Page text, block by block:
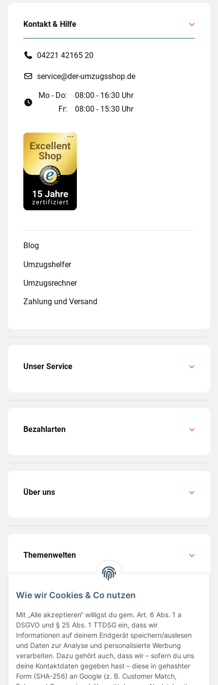
Wie wir Cookies & Co nutzen
Mit „Alle akzeptieren“ willigst du gem. Art. 6 Abs. 1 a
DSGVO und § 25 Abs. 1 TTDSG ein, dass wir
Informationen auf deinem Endgerät speichern/auslesen
und Daten zur Analyse und personalisierte Werbung
verarbeiten. Dazu gehört auch, dass wir – sofern du uns
deine Kontaktdaten gegeben hast – diese in gehashter
Form (SHA-256) an Google (z. B. Customer Match,
Kontakt & Hilfe
04221 42165 20
service@der-umzugsshop.de
Mo - Do:
08:00 - 16:30 Uhr
Fr:
08:00 - 15:30 Uhr
Blog
Umzugshelfer
Umzugsrechner
Zahlung und Versand
Unser Service
Bezahlarten
Über uns
Themenwelten
Folge uns